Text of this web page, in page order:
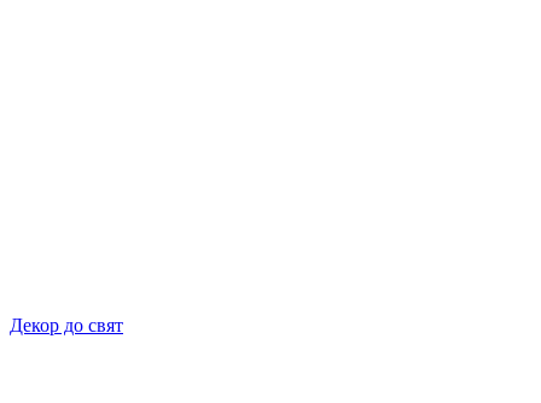
Декор до свят